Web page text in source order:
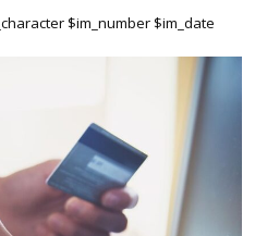
$im_number $im_date